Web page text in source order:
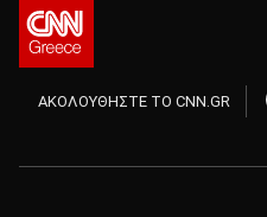
ΑΚΟΛΟΥΘΗΣΤΕ ΤΟ CNN.GR